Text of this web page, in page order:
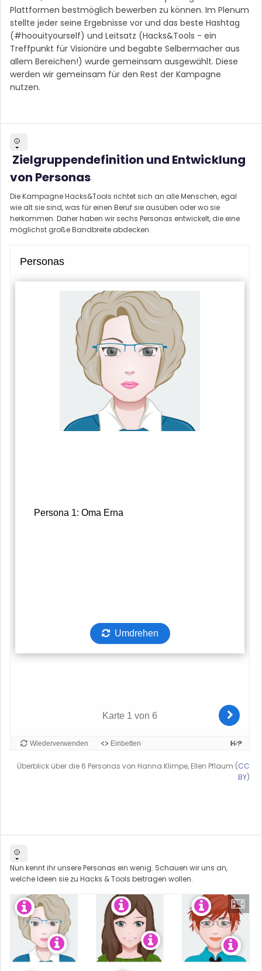
Plattformen bestmöglich bewerben zu können. Im Plenum
stellte jeder seine Ergebnisse vor und das beste Hashtag
(#hoouityourself) und Leitsatz (Hacks&Tools - ein
Treffpunkt für Visionäre und begabte Selbermacher aus
allem Bereichen!) wurde gemeinsam ausgewählt. Diese
werden wir gemeinsam für den Rest der Kampagne
nutzen.
Zielgruppendefinition und Entwicklung
von Personas
Die Kampagne Hacks&Tools richtet sich an alle Menschen, egal
wie alt sie sind, was für einen Beruf sie ausüben oder wo sie
herkommen. Daher haben wir sechs Personas entwickelt, die eine
möglichst große Bandbreite abdecken.
Überblick über die 6 Personas von Hanna Klimpe, Ellen Pflaum (CC
BY)
Nun kennt ihr unsere Personas ein wenig. Schauen wir uns an,
welche Ideen sie zu Hacks & Tools beitragen wollen.